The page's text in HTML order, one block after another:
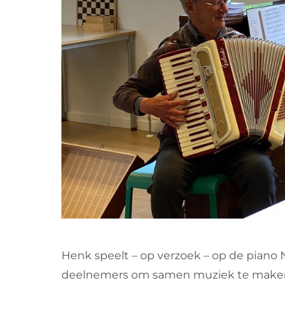
Henk speelt – op verzoek – op de
deelnemers om samen muziek te